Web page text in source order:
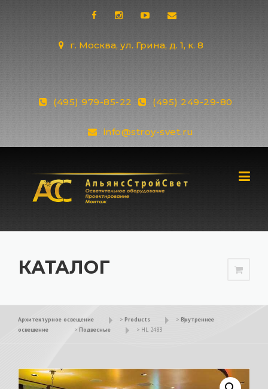
г. Москва, ул. Грина, д. 1, к. 8
(495) 979-85-22 (495) 249-29-80
info@stroy-svet.ru
КАТАЛОГ
Архитектурное освещение > Products > Внутреннее
освещение
> Подвесные > HL 2483